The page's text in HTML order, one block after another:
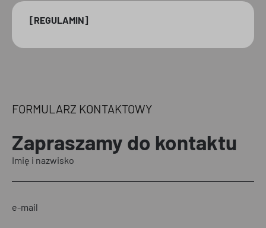
[REGULAMIN]
FORMULARZ KONTAKTOWY
Zapraszamy do kontaktu